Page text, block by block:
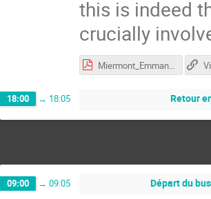
this is indeed
crucially
Miermont_Emmanuel60.pdf
18:00 → 18:05 Retour
09:00 → 09:05 Départ du